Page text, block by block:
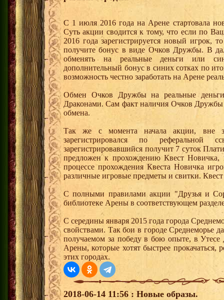
С 1 июля 2016 года на Арене стартовала
Суть акции сводится к тому, что если по
2016 года зарегистрируется новый
получите бонус в виде Очков Дружбы. В
обменять на реальные деньги или
дополнительный бонус в синих сотках по
возможность честно заработать на Арене
Обмен Очков Дружбы на реальные деньги
Драконами. Сам факт наличия Очков Дружбы
обмена.
Так же с момента начала акции, вне
зарегистрировался по
зарегистрировавшийся получит 7 суток
предложен к прохождению Квест
процессе прохождения Квеста Новичка
различные игровые предметы и свитки.
С полными правилами акции "Друзья и
библиотеке Арены в соответствующем
С середины января 2015 года города
свойствами. Так бои в городе Среднеморье
получаемом за победу в бою опыте, в
Арены, которые хотят быстрее прокачаться,
этих городах.
2018-06-14 11:56 : Новые образы.